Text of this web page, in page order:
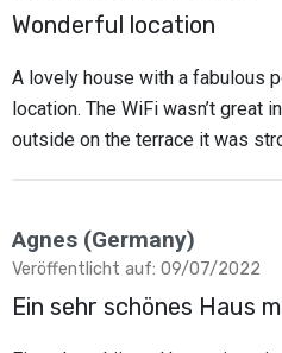
Wonderful location
A lovely house with a fabulous
location. The WiFi wasn’t great
outside on the terrace it was
Agnes (Germany)
Veröffentlicht auf: 09/07/2022
Ein sehr schönes Haus